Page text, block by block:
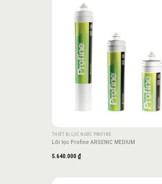
THIẾT BỊ LỌC NƯỚC PROFINE
Lõi lọc Profine ARSENIC MEDIUM
5.640.000 ₫